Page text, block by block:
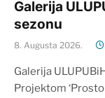
Galerija
sezonu
8. Augusta 2026.
Galerija
Projektom